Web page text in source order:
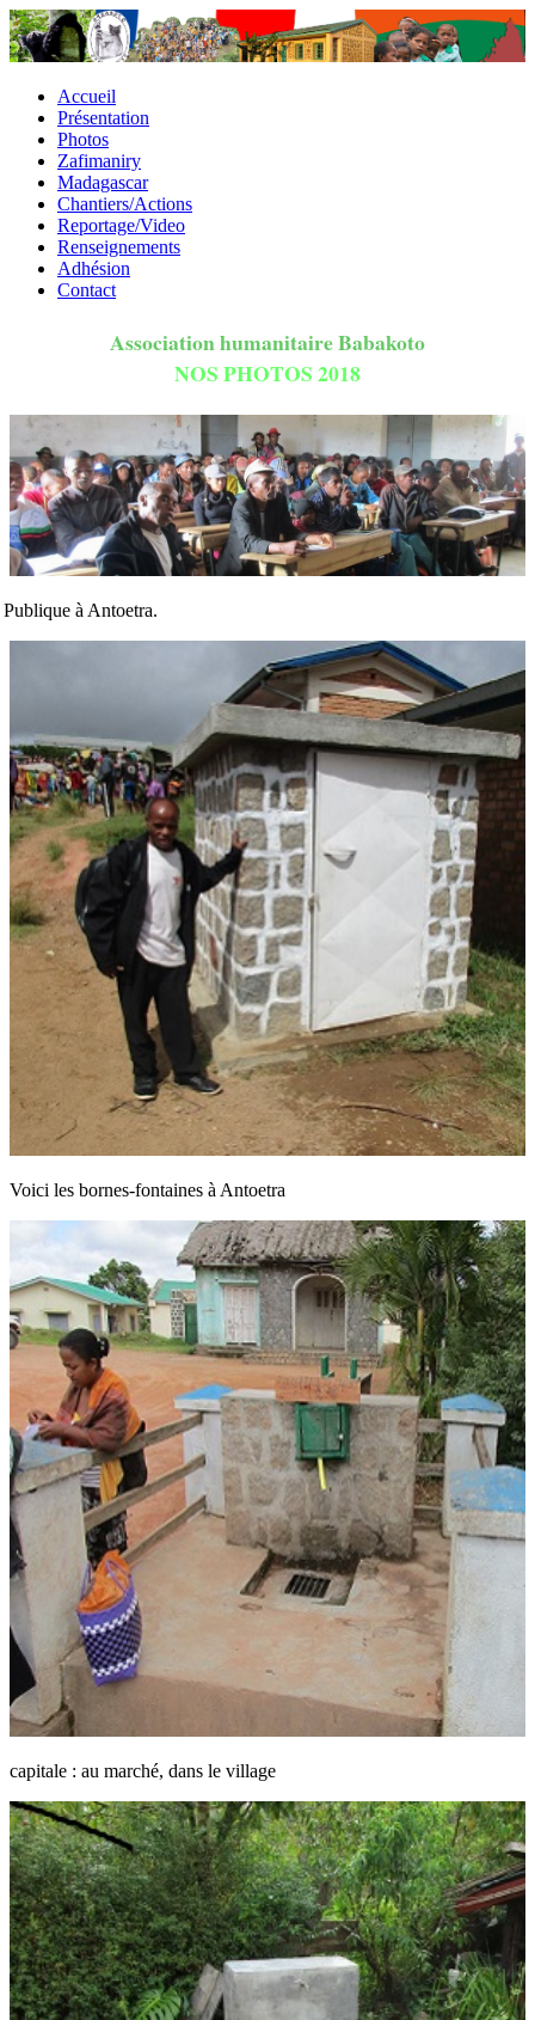
Accueil
Présentation
Photos
Zafimaniry
Madagascar
Chantiers/Actions
Reportage/Video
Renseignements
Adhésion
Contact
Association humanitaire Babakoto
NOS PHOTOS 2018
à Antoetra.
Voici les bornes-fontaines à Antoetra
capitale : au marché, dans le village